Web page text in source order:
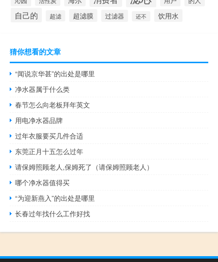
自己的 超滤 超滤膜 过滤器 还不 饮用水
猜你想看的文章
“闻说京华甚”的出处是哪里
净水器属于什么类
春节怎么向老板拜年英文
用电净水器品牌
过年衣服要买几件合适
东莞正月十五怎么过年
请保姆照顾老人,保姆死了（请保姆照顾老人）
哪个净水器值得买
“为迎新燕入”的出处是哪里
长春过年找什么工作好找